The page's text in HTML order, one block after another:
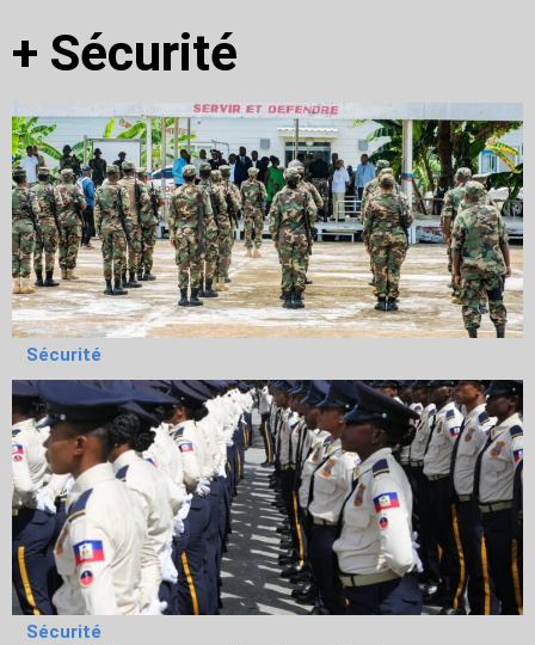
+ Sécurité
Sécurité
Sécurité